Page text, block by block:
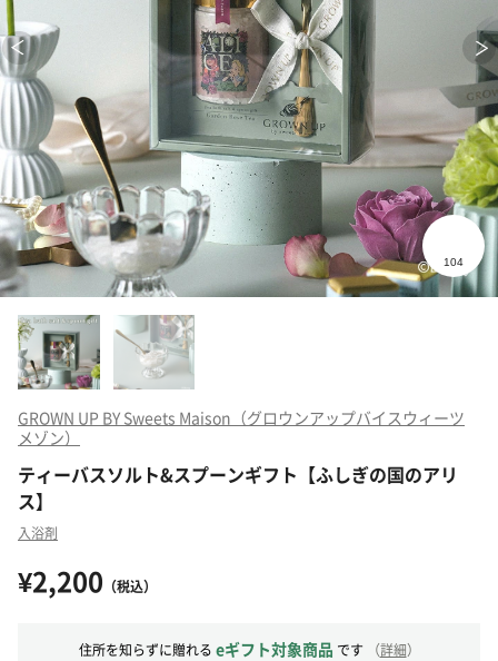
GROWN UP BY Sweets Maison（グロウンアップバイスウィーツ
メゾン）
ティーバスソルト&スプーンギフト【ふしぎの国のアリ
ス】
入浴剤
¥2,200 （税込）
住所を知らずに贈れる eギフト対象商品 です （詳細）